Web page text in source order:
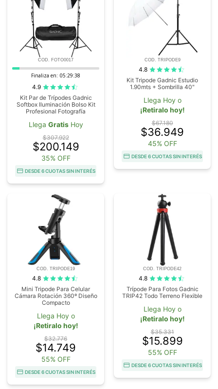
COD. FOTO0017
Finaliza en: 05:29:37
4.9
Kit Par de Trípodes Gadnic
Softbox Iluminación Bolso Kit
Profesional Fotografía
Llega GratisHoy
$307.922
$200.149
35% OFF
DESDE 6 CUOTAS SIN INTERÉS
COD. TRIPODE9
4.8
Kit Tripode Gadnic Estudio
1.90mts + Sombrilla 40"
Llega Hoy o
¡Retiralo hoy!
$67.180
$36.949
45% OFF
DESDE 6 CUOTAS SIN INTERÉS
COD. TRIPODE19
4.8
Mini Tripode Para Celular
Cámara Rotación 360º Diseño
Compacto
Llega Hoy o
¡Retiralo hoy!
$32.776
$14.749
55% OFF
DESDE 6 CUOTAS SIN INTERÉS
COD. TRIPODE42
4.8
Trípode Para Fotos Gadnic
TRIP42 Todo Terreno Flexible
Llega Hoy o
¡Retiralo hoy!
$35.331
$15.899
55% OFF
DESDE 6 CUOTAS SIN INTERÉS